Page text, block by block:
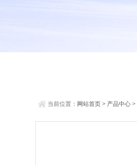
当前位置： 网站首页 > 产品中心 >